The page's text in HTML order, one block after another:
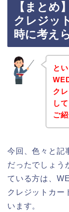
【まとめ
クレジッ
時に考え
と
ク
し
ご
今回、色々と記
だったでしょう
ている方は、
クレジットカー
います。